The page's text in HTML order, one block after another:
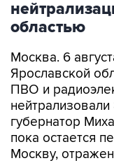
областью
Москва. 6
Ярославской
ПВО и
губернатор
пока остается
Москву,